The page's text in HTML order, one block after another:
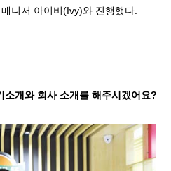
니저 아이비(Ivy)와 진행했다.
소개와 회사 소개를 해주시겠어요?